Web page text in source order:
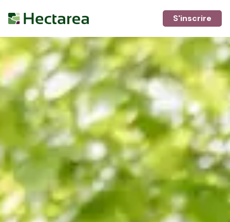
S'inscrire